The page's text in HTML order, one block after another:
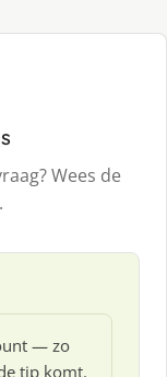
Wees de
— zo
tip komt.